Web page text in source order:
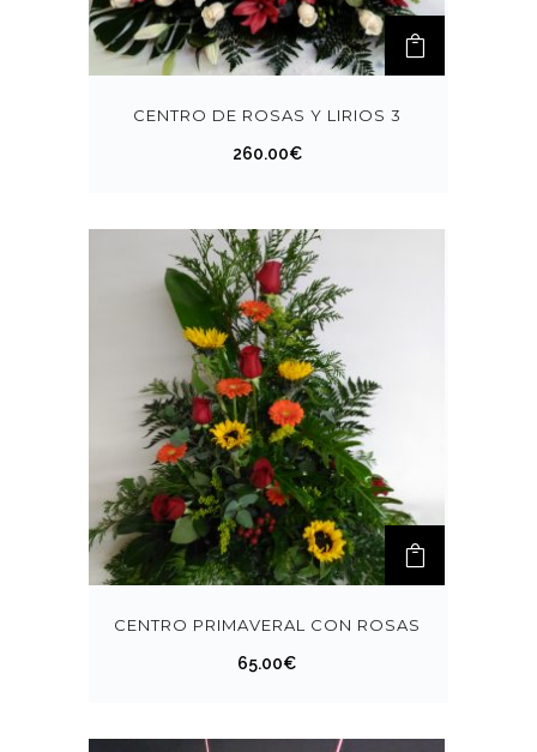
CENTRO DE ROSAS Y LIRIOS 3
260.00€
CENTRO PRIMAVERAL CON ROSAS
65.00€